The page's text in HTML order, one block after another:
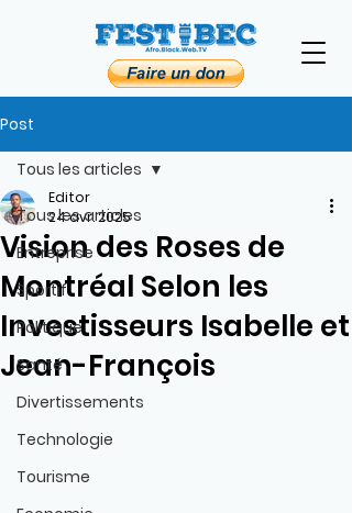
Post
Tous les articles
Entreprise
Sportif
Politique
Santé
Divertissements
Technologie
Tourisme
Tous les articles
Vision des Roses de
Montréal Selon les
Investisseurs Isabelle et
Jean-François
Editor
24 avr. 2025